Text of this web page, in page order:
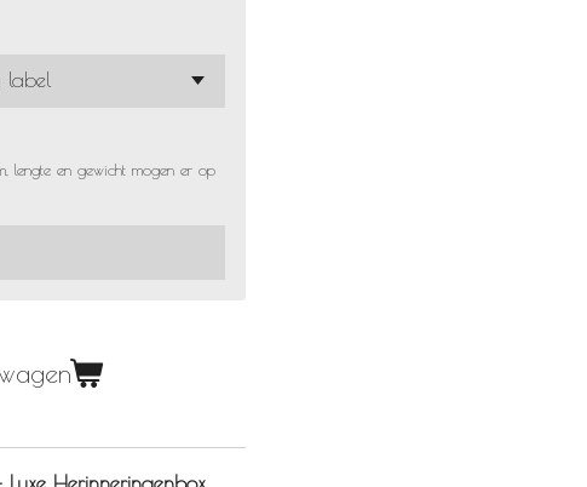
lengte en gewicht mogen er op